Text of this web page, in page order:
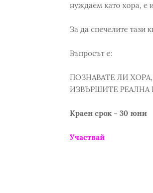
нуждаем като хора, е
За да спечелите тази
Въпросът е:
ПОЗНАВАТЕ ЛИ
ИЗВЪРШИТЕ
Краен срок - 30 юни
Участвай